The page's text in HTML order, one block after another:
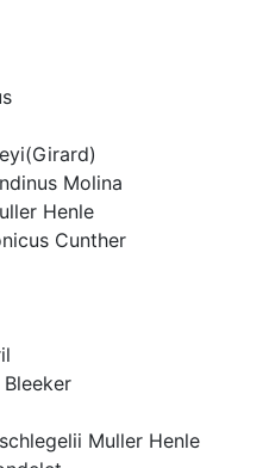
Molina
Henle
Cunther
Muller Henle